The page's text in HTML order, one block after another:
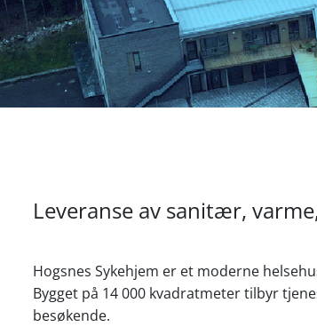
Leveranse av sanitær,
Hogsnes Sykehjem er et moderne
Bygget på 14 000 kvadratmeter tilbyr
besøkende.